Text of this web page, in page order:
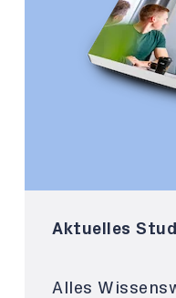
Aktuelles
Alles